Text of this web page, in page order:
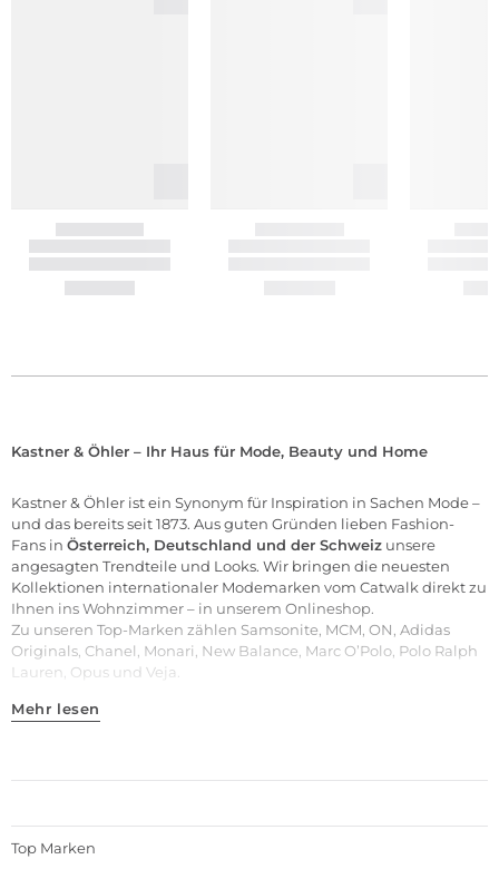
Kastner & Öhler – Ihr Haus für Mode, Beauty und Home
Kastner & Öhler ist ein Synonym für Inspiration in Sachen Mode –
und das bereits seit 1873. Aus guten Gründen lieben Fashion-
Fans in Österreich, Deutschland und der Schweiz unsere
angesagten Trendteile und Looks. Wir bringen die neuesten
Kollektionen internationaler Modemarken vom Catwalk direkt zu
Ihnen ins Wohnzimmer – in unserem Onlineshop.
Zu unseren Top-Marken zählen Samsonite, MCM, ON, Adidas
Originals, Chanel, Monari, New Balance, Marc O’Polo, Polo Ralph
Lauren, Opus und Veja.
Mehr lesen
Top Marken